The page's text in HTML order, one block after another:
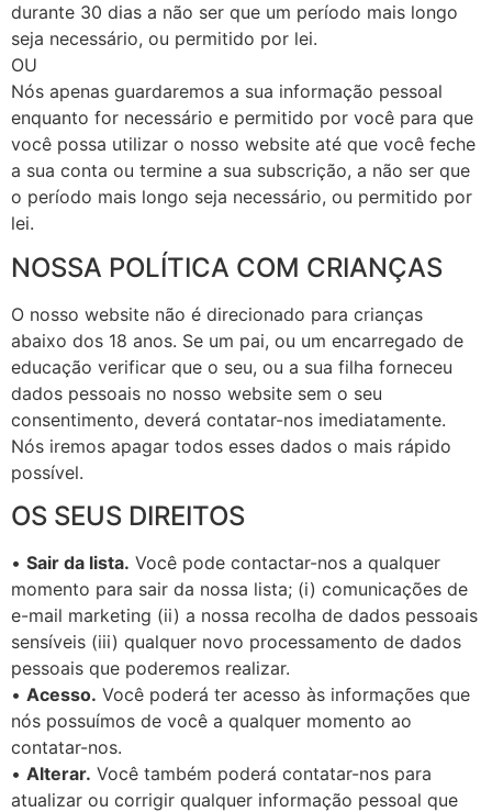
durante 30 dias a não ser que um período mais longo
seja necessário, ou permitido por lei.
OU
Nós apenas guardaremos a sua informação pessoal
enquanto for necessário e permitido por você para que
você possa utilizar o nosso website até que você feche
a sua conta ou termine a sua subscrição, a não ser que
o período mais longo seja necessário, ou permitido por
lei.
NOSSA POLÍTICA COM CRIANÇAS
O nosso website não é direcionado para crianças
abaixo dos 18 anos. Se um pai, ou um encarregado de
educação verificar que o seu, ou a sua filha forneceu
dados pessoais no nosso website sem o seu
consentimento, deverá contatar-nos imediatamente.
Nós iremos apagar todos esses dados o mais rápido
possível.
OS SEUS DIREITOS
• Sair da lista. Você pode contactar-nos a qualquer
momento para sair da nossa lista; (i) comunicações de
e-mail marketing (ii) a nossa recolha de dados pessoais
sensíveis (iii) qualquer novo processamento de dados
pessoais que poderemos realizar.
• Acesso. Você poderá ter acesso às informações que
nós possuímos de você a qualquer momento ao
contatar-nos.
• Alterar. Você também poderá contatar-nos para
atualizar ou corrigir qualquer informação pessoal que